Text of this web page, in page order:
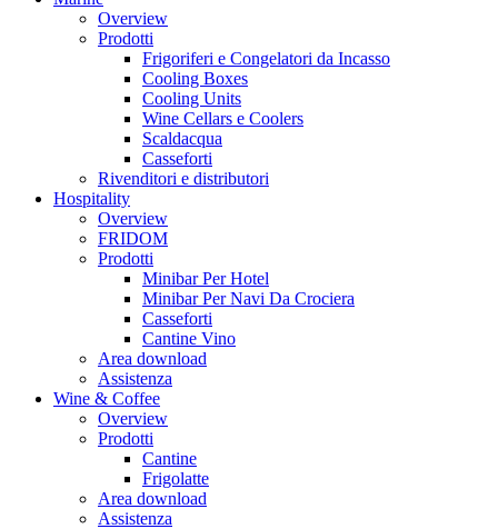
Overview
Prodotti
Frigoriferi e Congelatori da Incasso
Cooling Boxes
Cooling Units
Wine Cellars e Coolers
Scaldacqua
Casseforti
Rivenditori e distributori
Hospitality
Overview
FRIDOM
Prodotti
Minibar Per Hotel
Minibar Per Navi Da Crociera
Casseforti
Cantine Vino
Area download
Assistenza
Wine & Coffee
Overview
Prodotti
Cantine
Frigolatte
Area download
Assistenza